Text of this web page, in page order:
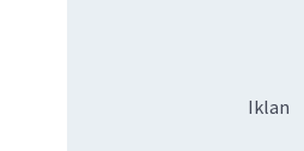
Iklan